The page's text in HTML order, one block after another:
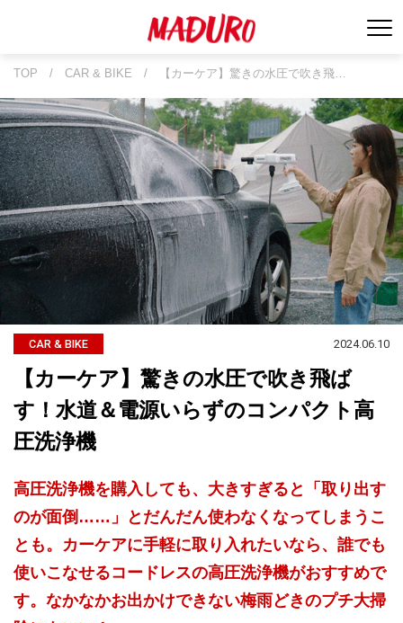
TOP / CAR & BIKE / 【カーケア】驚きの水圧で吹き飛…
CAR & BIKE 2024.06.10
【カーケア】驚きの水圧で吹き飛ば
す！水道＆電源いらずのコンパクト高
圧洗浄機
高圧洗浄機を購入しても、大きすぎると「取り出す
のが面倒……」とだんだん使わなくなってしまうこ
とも。カーケアに手軽に取り入れたいなら、誰でも
使いこなせるコードレスの高圧洗浄機がおすすめで
す。なかなかお出かけできない梅雨どきのプチ大掃